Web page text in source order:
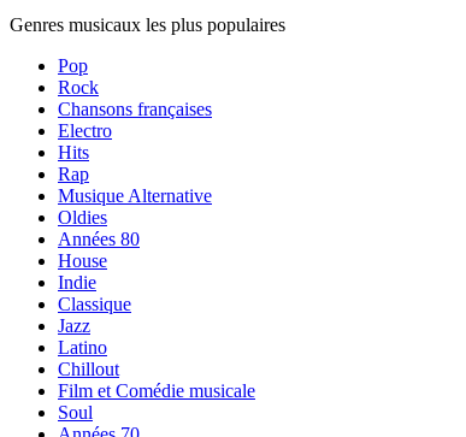
Genres musicaux les plus populaires
Pop
Rock
Chansons françaises
Electro
Hits
Rap
Musique Alternative
Oldies
Années 80
House
Indie
Classique
Jazz
Latino
Chillout
Film et Comédie musicale
Soul